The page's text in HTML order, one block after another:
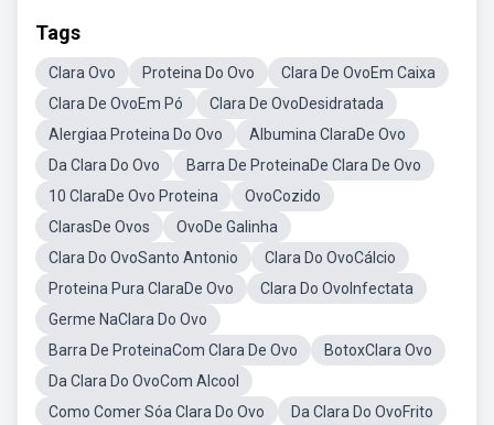
Tags
Clara Ovo Proteina Do Ovo
Clara De OvoEm Caixa
Clara De OvoEm Pó
Clara De OvoDesidratada
Alergiaa Proteina Do Ovo
Albumina ClaraDe Ovo
Da Clara Do Ovo
Barra De ProteinaDe Clara De Ovo
10 ClaraDe Ovo Proteina
OvoCozido
ClarasDe Ovos
OvoDe Galinha
Clara Do OvoSanto Antonio
Clara Do OvoCálcio
Proteina Pura ClaraDe Ovo
Clara Do OvoInfectata
Germe NaClara Do Ovo
Barra De ProteinaCom Clara De Ovo
BotoxClara Ovo
Da Clara Do OvoCom Alcool
Como Comer Sóa Clara Do Ovo
Da Clara Do OvoFrito